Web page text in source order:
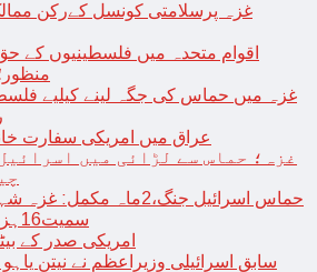
غزہ پرسلامتی کونسل کےرکن
غزہ میں حماس کی جگہ لینے کیلیے
عراق میں امریکی سفارت
غزہ؛ حماس سے لڑائی میں
سمیت16ہزارفلسطینی شہید
امریکی صدر کے
سابق اسرائیلی وزیراعظم نے نیتن